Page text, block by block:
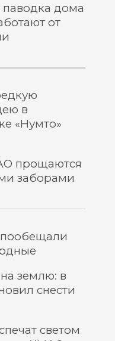
дома
от
в
«Нумто»
прощаются
заборами
землю: в
снести
светом